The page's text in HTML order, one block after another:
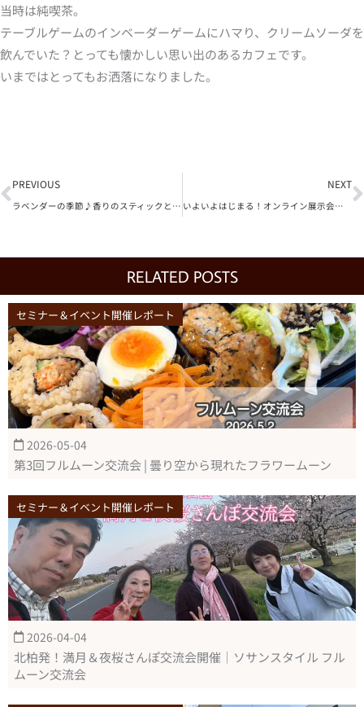
当時は純喫茶。
テーブルゲームのインベーダーゲームにハマり、クリームソーダを
飲んでいた？とっても懐かしい思い出のあるカフェです。
いまではとってもお洒落になりました。
PREVIOUS
ラベンダーの季節♪香りのスティックとサシェのワークショップ開催
NEXT
いよいよはじまる！オンライン展示会「住まいのミライEXPO」
RELATED POSTS
セミナー＆イベント開催レポート
2026-05-04
第3回フルムーン交流会 | 曇り空から現れたフラワームーン
セミナー＆イベント開催レポート
2026-04-04
北柏発！満月＆夜桜さんぽ交流会開催｜ソサンスタイル フル
ムーン交流会